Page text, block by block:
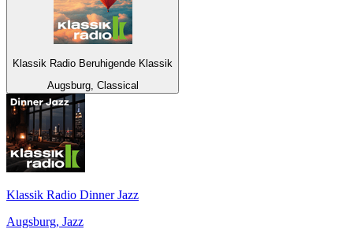
Klassik Radio Beruhigende Klassik
Augsburg, Classical
Klassik Radio Dinner Jazz
Augsburg, Jazz